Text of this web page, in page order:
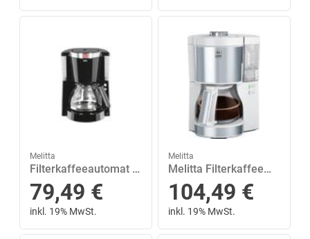
Melitta
Filterkaffeeautomat Look IV Selection 1011-04
79,49 €
inkl. 19% MwSt.
Melitta
Melitta Filterkaffeemaschine Look V Perfection 1025-05 weiß, 1,25l Kaffeekanne, Papierfilter 1x4
104,49 €
inkl. 19% MwSt.